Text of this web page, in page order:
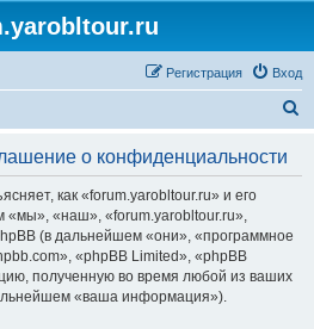
Вход
Регистрация
о конфиденциальности
как «forum.yarobltour.ru» и его
«мы», «наш», «forum.yarobltour.ru»,
(в дальнейшем «они», «программное
«phpBB Limited», «phpBB
полученную во время любой из ваших
«ваша информация»).